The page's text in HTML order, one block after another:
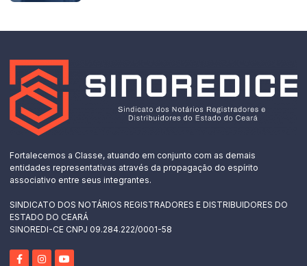
Fortalecemos a Classe, atuando em conjunto com as demais
entidades representativas através da propagação do espírito
associativo entre seus integrantes.
SINDICATO DOS NOTÁRIOS REGISTRADORES E DISTRIBUIDORES DO
ESTADO DO CEARÁ
SINOREDI-CE CNPJ 09.284.222/0001-58